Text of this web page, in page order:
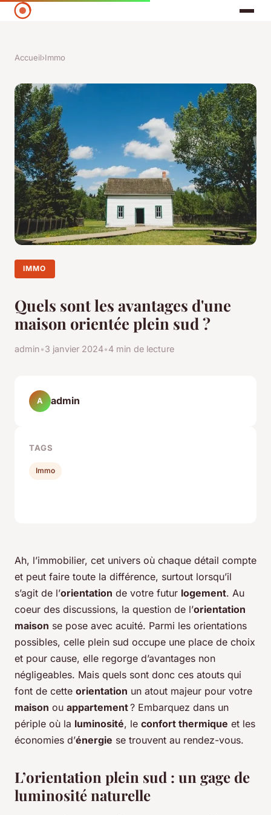
Accueil›Immo
IMMO
Quels sont les avantages d'une
maison orientée plein sud ?
admin•3 janvier 2024•4 min de lecture
Ah, l’immobilier, cet univers où chaque détail compte
et peut faire toute la différence, surtout lorsqu’il
s’agit de l’orientation de votre futur logement. Au
coeur des discussions, la question de l’orientation
maison se pose avec acuité. Parmi les orientations
possibles, celle plein sud occupe une place de choix
et pour cause, elle regorge d’avantages non
négligeables. Mais quels sont donc ces atouts qui
font de cette orientation un atout majeur pour votre
maison ou appartement? Embarquez dans un
périple où la luminosité, le confort thermique et les
économies d’énergie se trouvent au rendez-vous.
L’orientation plein sud : un gage de
luminosité naturelle
A admin
TAGS
Immo